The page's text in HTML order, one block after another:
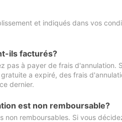
et indiqués dans vos
ils facturés?
pas à payer de frais d'annulation.
a expiré, des frais
dernier.
est non remboursable?
non remboursables. Si vous